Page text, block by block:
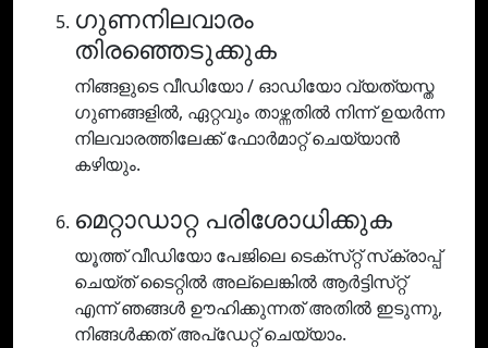
ഗുണനിലവാരം
തിരഞ്ഞെടുക്കുക
നിങ്ങളുടെ വീഡിയോ / ഓഡിയോ വ്യത്യസ്ത
ഗുണങ്ങളിൽ, ഏറ്റവും താഴ്ന്നതിൽ നിന്ന് ഉയർന്ന
നിലവാരത്തിലേക്ക് ഫോർമാറ്റ് ചെയ്യാൻ
കഴിയും.
മെറ്റാഡാറ്റ പരിശോധിക്കുക
യൂത്ത് വീഡിയോ പേജിലെ ടെക്‌സ്‌റ്റ് സ്‌ക്രാപ്പ്
ചെയ്‌ത് ടൈറ്റിൽ അല്ലെങ്കിൽ ആർട്ടിസ്‌റ്റ്
എന്ന് ഞങ്ങൾ ഊഹിക്കുന്നത് അതിൽ ഇടുന്നു,
നിങ്ങൾക്കത് അപ്‌ഡേറ്റ് ചെയ്യാം.